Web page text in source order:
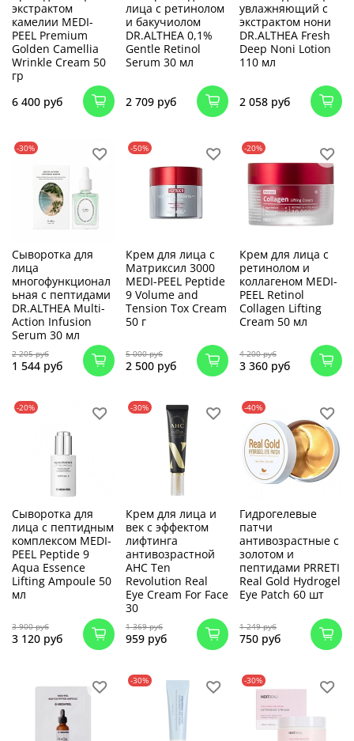
экстрактом
камелии MEDI-
PEEL Premium
Golden Camellia
Wrinkle Cream 50
гр
6 400 руб
лица с ретинолом
и бакучиолом
DR.ALTHEA 0,1%
Gentle Retinol
Serum 30 мл
2 709 руб
увлажняющий с
экстрактом нони
DR.ALTHEA Fresh
Deep Noni Lotion
110 мл
2 058 руб
-30%
Сыворотка для
лица
многофункционал
ьная с пептидами
DR.ALTHEA Multi-
Action Infusion
Serum 30 мл
2 205 руб
1 544 руб
-50%
Крем для лица с
Матриксил 3000
MEDI-PEEL Peptide
9 Volume and
Tension Tox Cream
50 г
5 000 руб
2 500 руб
-20%
Крем для лица с
ретинолом и
коллагеном MEDI-
PEEL Retinol
Collagen Lifting
Cream 50 мл
4 200 руб
3 360 руб
-20%
Сыворотка для
лица с пептидным
комплексом MEDI-
PEEL Peptide 9
Aqua Essence
Lifting Ampoule 50
мл
3 900 руб
3 120 руб
-30%
Крем для лица и
век с эффектом
лифтинга
антивозрастной
AHC Ten
Revolution Real
Eye Cream For Face
30
1 369 руб
959 руб
-40%
Гидрогелевые
патчи
антивозрастные с
золотом и
пептидами PRRETI
Real Gold Hydrogel
Eye Patch 60 шт
1 249 руб
750 руб
-30% -30%